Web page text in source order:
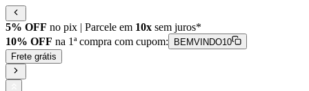
5% OFF no pix | Parcele em 10x sem juros*
10% OFF na 1ª compra com cupom:
BEMVINDO10
Frete grátis